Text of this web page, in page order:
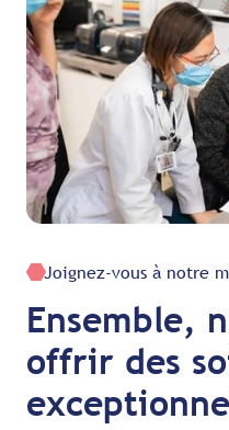
Joignez-vous à notre
Ensemble,
offrir des